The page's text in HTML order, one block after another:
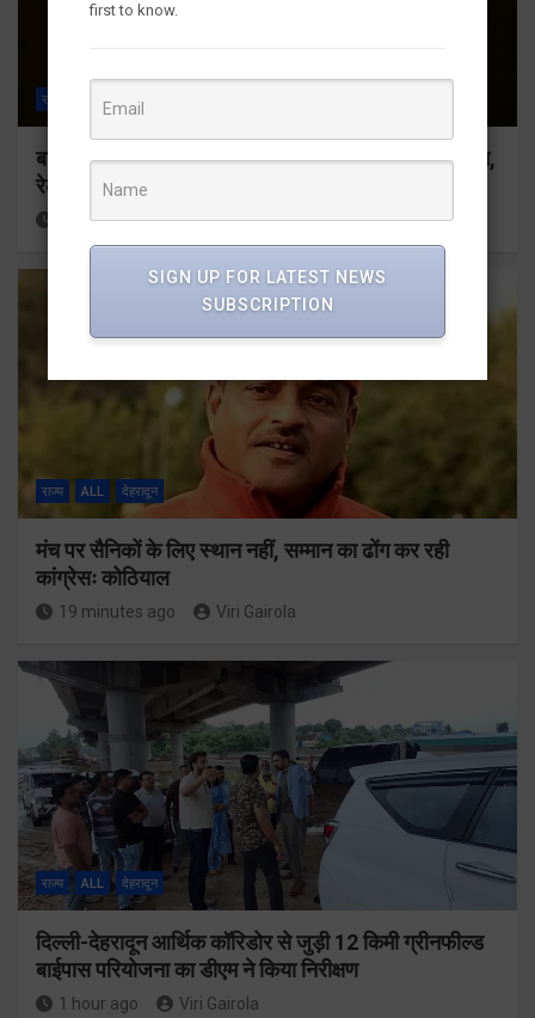
राज्य देहरादून
बनबसा रेलवे स्टेशन पर अब रुकेगी अछनेरा-टनकपुर एक्सप्रेस,
रेल मंत्री ने दी स्वीकृति
12 minutes ago Viri Gairola
राज्य ALL देहरादून
मंच पर सैनिकों के लिए स्थान नहीं, सम्मान का ढोंग कर रही
कांग्रेसः कोठियाल
19 minutes ago Viri Gairola
राज्य ALL देहरादून
दिल्ली-देहरादून आर्थिक कॉरिडोर से जुड़ी 12 किमी ग्रीनफील्ड
बाईपास परियोजना का डीएम ने किया निरीक्षण
1 hour ago Viri Gairola
first to know.
SIGN UP FOR LATEST NEWS
SUBSCRIPTION